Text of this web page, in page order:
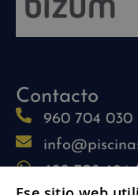
Contacto
960 704 030
622 708 694